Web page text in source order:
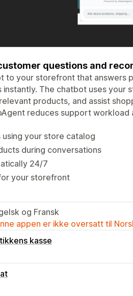
questions and
to your storefront that answers
The chatbot uses your
products, and assist
reduces support
your store catalog
during conversations
24/7
your storefront
og Fransk
appen er ikke oversatt til
kasse